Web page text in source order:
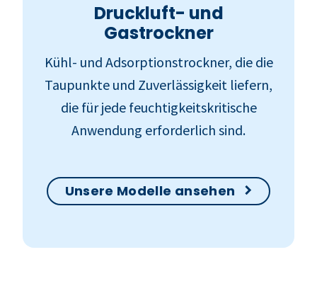
Druckluft- und
Gastrockner
Kühl- und Adsorptionstrockner, die die
Taupunkte und Zuverlässigkeit liefern,
die für jede feuchtigkeitskritische
Anwendung erforderlich sind.
Unsere Modelle ansehen